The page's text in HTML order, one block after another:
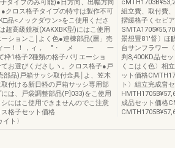
イプのみ可能)●日方向、出幅方向
クロス格子タイプの特寸は製作不可
品<ノックダウン>をこ使用くださ
超高級鏡板(XAKXBK型)にはこ使用
ションこ￨よく色●連棟部品(層」売
卜ィ一！！，ィ， ″・ メ 一 一
枠1格子2種類の格子バリエーショ
お選びくださしヽ。クロス格子●戸
部品)戸箱サッシ取付金具￨よ、笠木
付ける新日軽の戸箱サッシ専用部
は、戸袋調整部品(P]033)をこ使用
にはこ使用できませんのでこ注意
格子セット価格
ト〉
組立費、取付費
摺緩格子くセピ
景想畳81'督〕ほ
台サンフラワー
判8,400KD品セ
くこはく色〉相
ット価格
ト〉組立完成畠
成品セット価格